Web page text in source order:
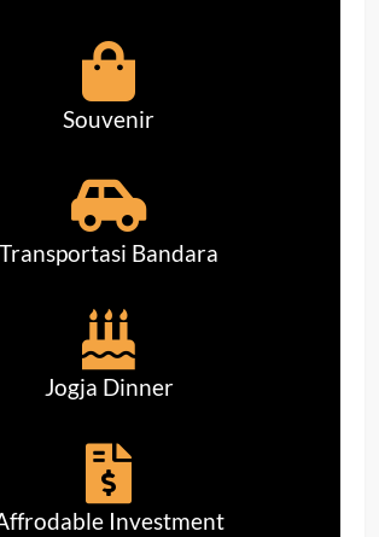
Souvenir
Transportasi Bandara
Jogja Dinner
Investment